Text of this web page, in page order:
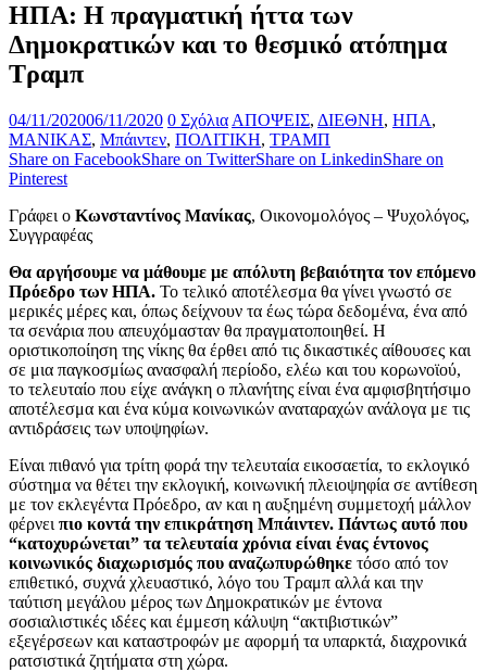
ΗΠΑ: Η πραγματική ήττα των
Δημοκρατικών και το θεσμικό ατόπημα
Τραμπ
04/11/202006/11/2020 0 Σχόλια ΑΠΟΨΕΙΣ, ΔΙΕΘΝΗ, ΗΠΑ,
ΜΑΝΙΚΑΣ, Μπάιντεν, ΠΟΛΙΤΙΚΗ, ΤΡΑΜΠ
Share on FacebookShare on TwitterShare on LinkedinShare on
Pinterest
Γράφει ο Κωνσταντίνος Μανίκας, Οικονομολόγος – Ψυχολόγος,
Συγγραφέας
Θα αργήσουμε να μάθουμε με απόλυτη βεβαιότητα τον επόμενο
Πρόεδρο των ΗΠΑ. Το τελικό αποτέλεσμα θα γίνει γνωστό σε
μερικές μέρες και, όπως δείχνουν τα έως τώρα δεδομένα, ένα από
τα σενάρια που απευχόμασταν θα πραγματοποιηθεί. Η
οριστικοποίηση της νίκης θα έρθει από τις δικαστικές αίθουσες και
σε μια παγκοσμίως ανασφαλή περίοδο, ελέω και του κορωνοϊού,
το τελευταίο που είχε ανάγκη ο πλανήτης είναι ένα αμφισβητήσιμο
αποτέλεσμα και ένα κύμα κοινωνικών αναταραχών ανάλογα με τις
αντιδράσεις των υποψηφίων.
Είναι πιθανό για τρίτη φορά την τελευταία εικοσαετία, το εκλογικό
σύστημα να θέτει την εκλογική, κοινωνική πλειοψηφία σε αντίθεση
με τον εκλεγέντα Πρόεδρο, αν και η αυξημένη συμμετοχή μάλλον
φέρνει πιο κοντά την επικράτηση Μπάιντεν. Πάντως αυτό που
“κατοχυρώνεται” τα τελευταία χρόνια είναι ένας έντονος
κοινωνικός διαχωρισμός που αναζωπυρώθηκε τόσο από τον
επιθετικό, συχνά χλευαστικό, λόγο του Τραμπ αλλά και την
ταύτιση μεγάλου μέρος των Δημοκρατικών με έντονα
σοσιαλιστικές ιδέες και έμμεση κάλυψη “ακτιβιστικών”
εξεγέρσεων και καταστροφών με αφορμή τα υπαρκτά, διαχρονικά
ρατσιστικά ζητήματα στη χώρα.